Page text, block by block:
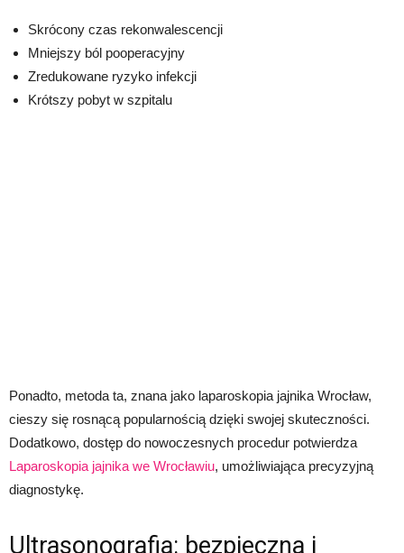
Skrócony czas rekonwalescencji
Mniejszy ból pooperacyjny
Zredukowane ryzyko infekcji
Krótszy pobyt w szpitalu
Ponadto, metoda ta, znana jako laparoskopia jajnika Wrocław,
cieszy się rosnącą popularnością dzięki swojej skuteczności.
Dodatkowo, dostęp do nowoczesnych procedur potwierdza
Laparoskopia jajnika we Wrocławiu, umożliwiająca precyzyjną
diagnostykę.
Ultrasonografia: bezpieczna i